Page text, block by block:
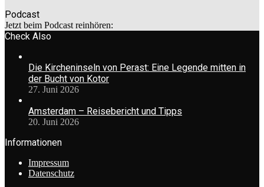
Podcast
Jetzt beim Podcast reinhören:
Check Also
Die Kircheninseln von Perast: Eine Legende mitten in
der Bucht von Kotor
27. Juni 2026
Amsterdam – Reisebericht und Tipps
20. Juni 2026
Informationen
Impressum
Datenschutz